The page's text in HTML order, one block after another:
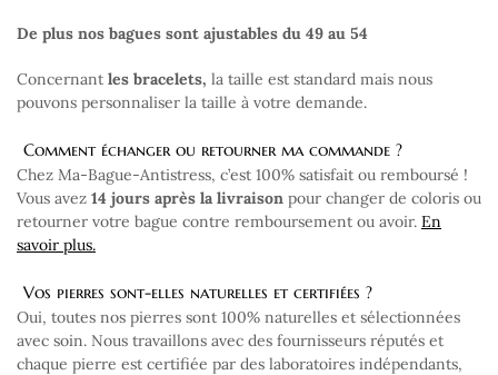
De plus nos bagues sont ajustables du 49 au 54
Concernant les bracelets, la taille est standard mais nous
pouvons personnaliser la taille à votre demande.
Comment échanger ou retourner ma commande ?
Chez Ma-Bague-Antistress, c’est 100% satisfait ou remboursé !
Vous avez 14 jours après la livraison pour changer de coloris ou
retourner votre bague contre remboursement ou avoir. En
savoir plus.
Vos pierres sont-elles naturelles et certifiées ?
Oui, toutes nos pierres sont 100% naturelles et sélectionnées
avec soin. Nous travaillons avec des fournisseurs réputés et
chaque pierre est certifiée par des laboratoires indépendants,